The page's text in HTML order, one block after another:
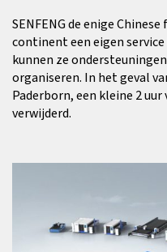
SENFENG de enige
continent een eigen
kunnen ze
organiseren. In het geval
Paderborn, een kleine 2
verwijderd.